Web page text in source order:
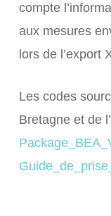
compte
aux mesures
lors de l’export
Les codes
Bretagne et de